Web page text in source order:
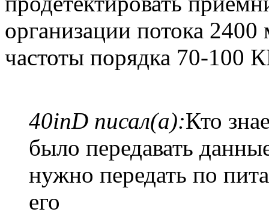
организации потока
частоты порядка 70-100
40inD писал(а):Кто
было передавать
нужно передать по
его